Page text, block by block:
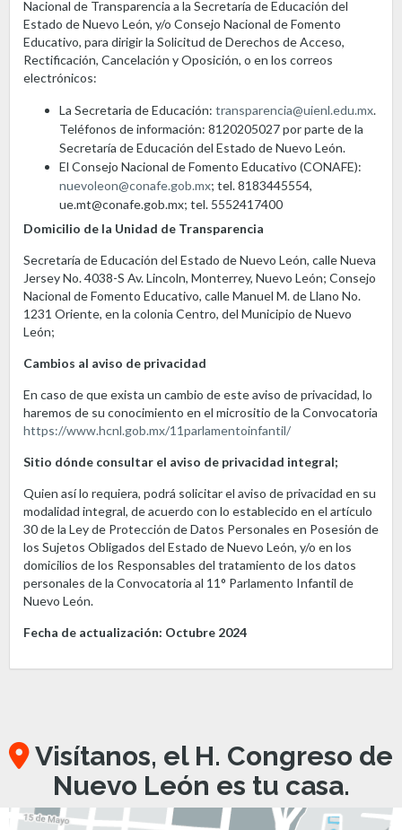
Nacional de Transparencia a la Secretaría de Educación del
Estado de Nuevo León, y/o Consejo Nacional de Fomento
Educativo, para dirigir la Solicitud de Derechos de Acceso,
Rectificación, Cancelación y Oposición, o en los correos
electrónicos:
La Secretaria de Educación: transparencia@uienl.edu.mx.
Teléfonos de información: 8120205027 por parte de la
Secretaría de Educación del Estado de Nuevo León.
El Consejo Nacional de Fomento Educativo (CONAFE):
nuevoleon@conafe.gob.mx; tel. 8183445554,
ue.mt@conafe.gob.mx; tel. 5552417400
Domicilio de la Unidad de Transparencia
Secretaría de Educación del Estado de Nuevo León, calle Nueva
Jersey No. 4038-S Av. Lincoln, Monterrey, Nuevo León; Consejo
Nacional de Fomento Educativo, calle Manuel M. de Llano No.
1231 Oriente, en la colonia Centro, del Municipio de Nuevo
León;
Cambios al aviso de privacidad
En caso de que exista un cambio de este aviso de privacidad, lo
haremos de su conocimiento en el micrositio de la Convocatoria
https://www.hcnl.gob.mx/11parlamentoinfantil/
Sitio dónde consultar el aviso de privacidad integral;
Quien así lo requiera, podrá solicitar el aviso de privacidad en su
modalidad integral, de acuerdo con lo establecido en el artículo
30 de la Ley de Protección de Datos Personales en Posesión de
los Sujetos Obligados del Estado de Nuevo León, y/o en los
domicilios de los Responsables del tratamiento de los datos
personales de la Convocatoria al 11° Parlamento Infantil de
Nuevo León.
Fecha de actualización: Octubre 2024
Visítanos, el H. Congreso de
Nuevo León es tu casa.